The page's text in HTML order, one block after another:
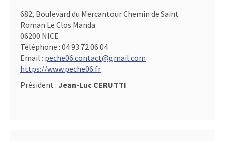
682, Boulevard du Mercantour Chemin de Saint
Roman Le Clos Manda
06200 NICE
Téléphone : 04 93 72 06 04
Email : peche06.contact@gmail.com
https://www.peche06.fr
Président : Jean-Luc CERUTTI